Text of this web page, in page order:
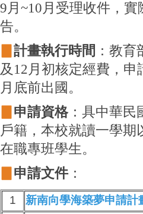
9月~10月 受理收件 ， 實
告。
計畫執行時間 ：教
及12月初核定經費 ，
月底前出國 。
申請資格 ：具中華民
戶籍 ， 本校就讀一學期
在職專班學生。
申請文件：
1
新南向學海築夢申請計